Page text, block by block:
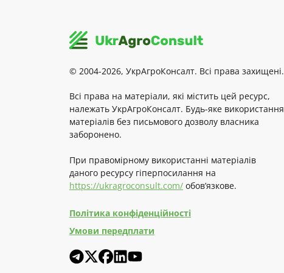
© 2004-2026, УкрАгроКонсалт. Всі права захищені.
Всі права на матеріали, які містить цей ресурс,
належать УкрАгроКонсалт. Будь-яке використання
матеріалів без письмового дозволу власника
заборонено.
При правомірному використанні матеріалів
даного ресурсу гіперпосилання на
https://ukragroconsult.com/ обов’язкове.
Політика конфіденційності
Умови передплати